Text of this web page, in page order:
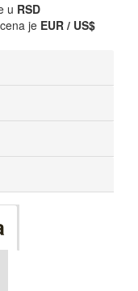
u RSD
je EUR / US$